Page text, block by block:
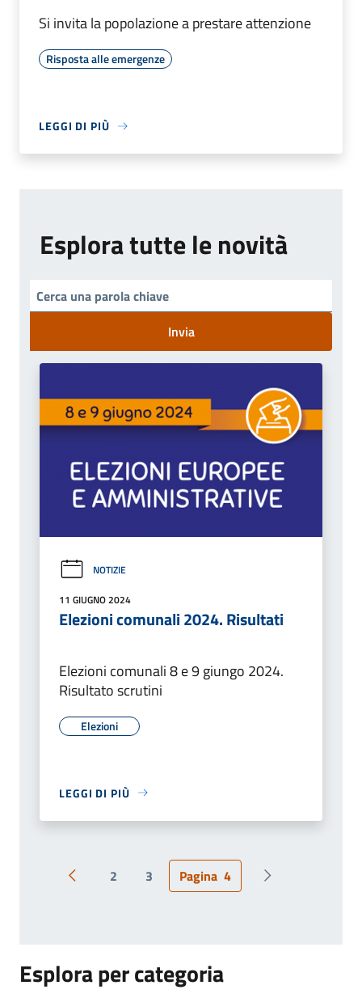
Si invita la popolazione a prestare attenzione
Risposta alle emergenze
LEGGI DI PIÙ
Esplora tutte le novità
Invia
NOTIZIE
11 GIUGNO 2024
Elezioni comunali 2024. Risultati
Elezioni comunali 8 e 9 giungo 2024.
Risultato scrutini
Elezioni
LEGGI DI PIÙ
Pagina precedente
2 3 Pagina 4 Pagina
Esplora per categoria